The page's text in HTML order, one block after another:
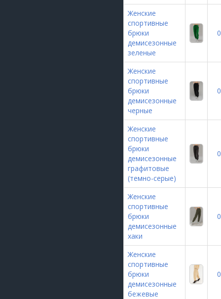
Женские
спортивные
брюки
демисезонные
зеленые
0
Женские
спортивные
брюки
демисезонные
черные
0
Женские
спортивные
брюки
демисезонные
графитовые
(темно-серые)
0
Женские
спортивные
брюки
демисезонные
хаки
0
Женские
спортивные
брюки
демисезонные
бежевые
0